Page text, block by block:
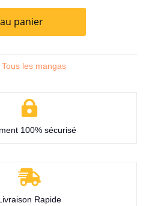
panier
Tous les mangas

100% sécurisé

Rapide